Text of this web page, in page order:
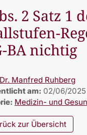
2 Satz 1
BA nichtig
Dr. Manfred Ruhberg
am: 02/06/2025
Medizin- und
zur Übersicht